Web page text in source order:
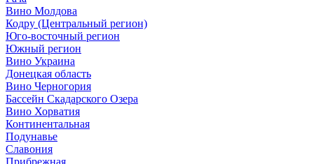
Вино Молдова
Кодру (Центральный регион)
Юго-восточный регион
Южный регион
Вино Украина
Донецкая область
Вино Черногория
Бассейн Скадарского Озера
Вино Хорватия
Континентальная
Подунавье
Славония
Прибрежная